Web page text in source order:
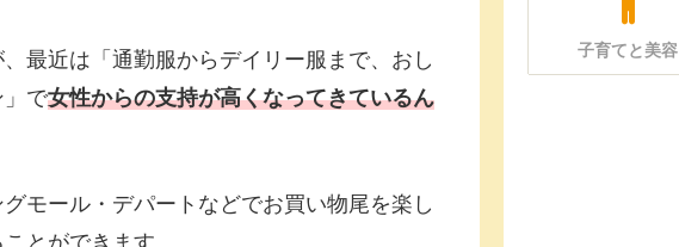
最近は「通勤服からデイリー服まで、おし
」で女性からの支持が高くなってきているん
モール・デパートなどでお買い物尾を楽し
子育てと美容